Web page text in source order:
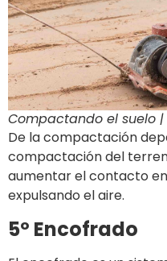
Compactando el suelo |
De la compactación
compactación del
aumentar el contacto
expulsando el aire.
5º Encofrado